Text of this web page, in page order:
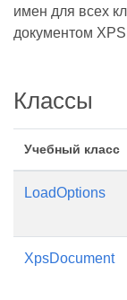
имен для всех
документом
Классы
Учебный класс
LoadOptions
XpsDocument